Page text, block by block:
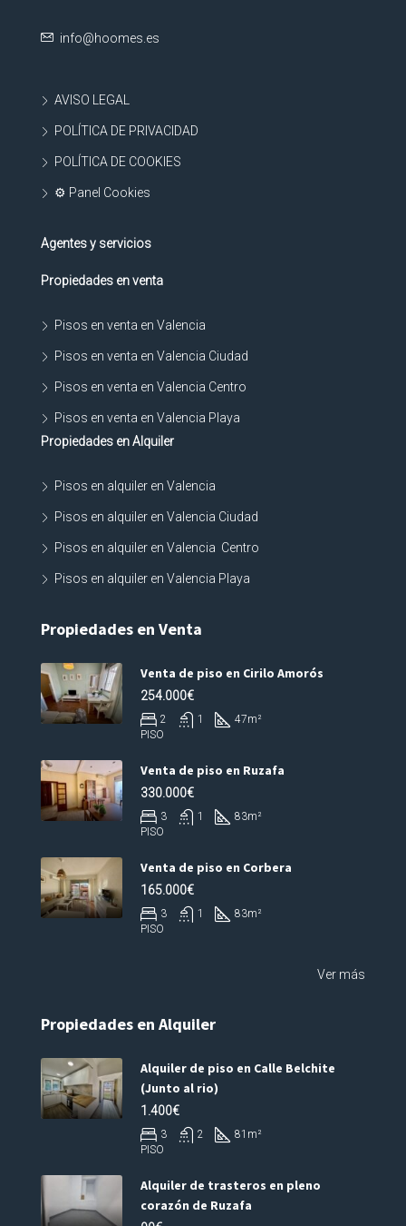
info@hoomes.es
AVISO LEGAL
POLÍTICA DE PRIVACIDAD
POLÍTICA DE COOKIES
⚙ Panel Cookies
Agentes y servicios
Propiedades en venta
Pisos en venta en Valencia
Pisos en venta en Valencia Ciudad
Pisos en venta en Valencia Centro
Pisos en venta en Valencia Playa
Propiedades en Alquiler
Pisos en alquiler en Valencia
Pisos en alquiler en Valencia Ciudad
Pisos en alquiler en Valencia Centro
Pisos en alquiler en Valencia Playa
Propiedades en Venta
Venta de piso en Cirilo Amorós
254.000€
2 1 47m²
PISO
Venta de piso en Ruzafa
330.000€
3 1 83m²
PISO
Venta de piso en Corbera
165.000€
3 1 83m²
PISO
Ver más
Propiedades en Alquiler
Alquiler de piso en Calle Belchite
(Junto al rio)
1.400€
3 2 81 m²
PISO
Alquiler de trasteros en pleno
corazón de Ruzafa